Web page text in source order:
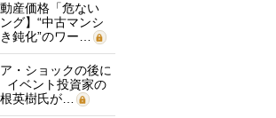
動産価格「危ない
グ】“中古マンシ
鈍化”のワー…
ア・ショックの後に
イベント投資家の
英樹氏が…